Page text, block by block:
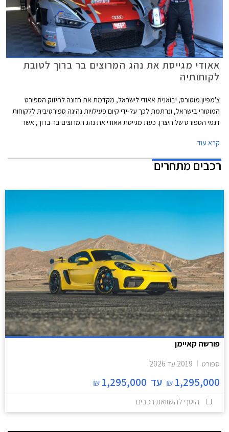
אאודי מגייסת את נהג המרוצים בר ברוך לטובת
לקוחותיה
צ'מפיון מוטורס, יבואנית אאודי לישראל, מקדמת את חזונה לחיזוק הספורט
המוטורי בישראל, ונרתמת לכך על-ידי קיום פעילויות נהיגה ספורטיבית ללקוחות
דגמי הספורט של היצרן. כעת מגייסת אאודי את נהג המרוצים בר ברוך, אשר
המרוצים.
קרא עוד
רכבים מתחרים
פורשה קאיימן
ספורט 2019 עד 2026
1,295,000
₪ עד 1,295,000
₪
הוסף להשוואת רכבים